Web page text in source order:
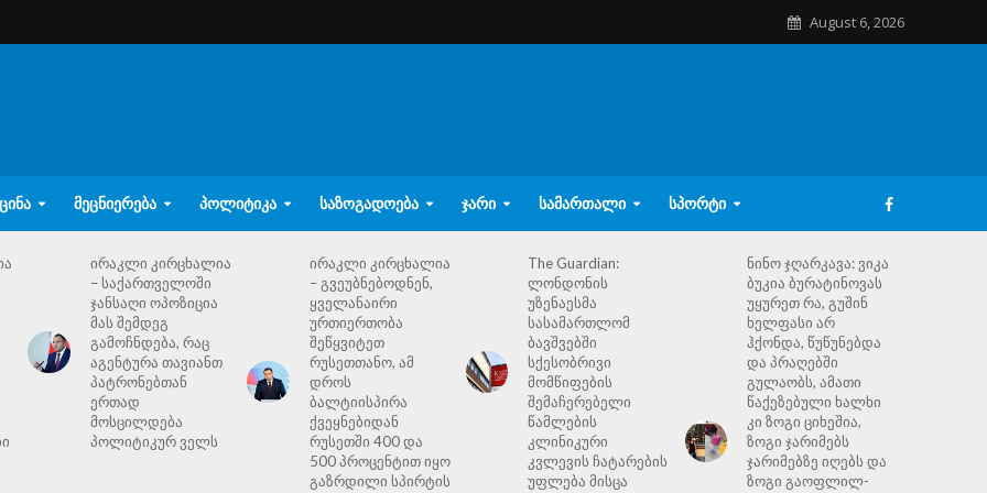
August 6, 2026
ᲛᲔᲪᲜᲘᲔᲠᲔᲑᲐ ᲞᲝᲚᲘᲢᲘᲙᲐ ᲡᲐᲖᲝᲒᲐᲓᲝᲔᲑᲐ ᲯᲐᲠᲘ ᲡᲐᲛᲐᲠᲗᲐᲚᲘ ᲡᲞᲝᲠᲢᲘ
ირაკლი კირცხალია
– საქართველოში
ჯანსაღი ოპოზიცია
მას შემდეგ
გამოჩნდება, რაც
აგენტურა თავიანთ
პატრონებთან
ერთად
მოსცილდება
პოლიტიკურ ველს
ირაკლი კირცხალია
– გვეუბნებოდნენ,
ყველანაირი
ურთიერთობა
შეწყვიტეთ
რუსეთთანო, ამ
დროს
ბალტიისპირა
ქვეყნებიდან
რუსეთში 400 და
500 პროცენტით იყო
გაზრდილი სპირტის
The Guardian:
ლონდონის
უზენაესმა
სასამართლომ
ბავშვებში
სქესობრივი
მომწიფების
შემაჩერებელი
წამლების
კლინიკური
კვლევის ჩატარების
უფლება მისცა
ნინო ჯღარკავა: ვიკა
ბუკია ბურატინოვას
უყურეთ რა, გუშინ
ხელფასი არ
ჰქონდა, წუწუნებდა
და პრაღებში
გულაობს, ამათი
წაქეზებული ხალხი
კი ზოგი ციხეშია,
ზოგი ჯარიმებს
ჯარიმებზე იღებს და
ზოგი გაოფლილ-